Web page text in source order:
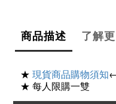
商品描述 了解
★ 現貨商品購物須知
★ 每人限購一雙